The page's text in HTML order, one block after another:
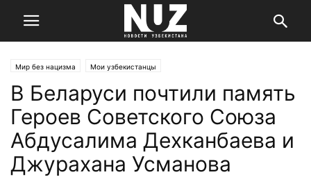
Мир без нацизма Мои узбекистанцы
В Беларуси почтили память
Героев Советского Союза
Абдусалима Дехканбаева и
Джурахана Усманова